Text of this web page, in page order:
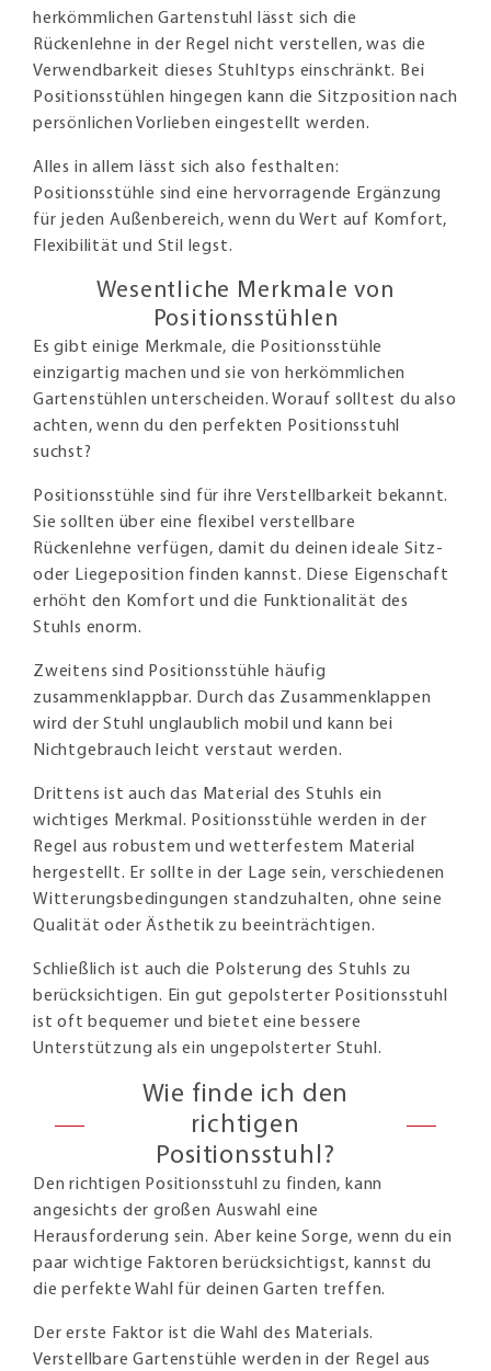
herkömmlichen Gartenstuhl lässt sich die
Rückenlehne in der Regel nicht verstellen, was die
Verwendbarkeit dieses Stuhltyps einschränkt. Bei
Positionsstühlen hingegen kann die Sitzposition nach
persönlichen Vorlieben eingestellt werden.
Alles in allem lässt sich also festhalten:
Positionsstühle sind eine hervorragende Ergänzung
für jeden Außenbereich, wenn du Wert auf Komfort,
Flexibilität und Stil legst.
Wesentliche Merkmale von
Positionsstühlen
Es gibt einige Merkmale, die Positionsstühle
einzigartig machen und sie von herkömmlichen
Gartenstühlen unterscheiden. Worauf solltest du also
achten, wenn du den perfekten Positionsstuhl
suchst?
Positionsstühle sind für ihre Verstellbarkeit bekannt.
Sie sollten über eine flexibel verstellbare
Rückenlehne verfügen, damit du deinen ideale Sitz-
oder Liegeposition finden kannst. Diese Eigenschaft
erhöht den Komfort und die Funktionalität des
Stuhls enorm.
Zweitens sind Positionsstühle häufig
zusammenklappbar. Durch das Zusammenklappen
wird der Stuhl unglaublich mobil und kann bei
Nichtgebrauch leicht verstaut werden.
Drittens ist auch das Material des Stuhls ein
wichtiges Merkmal. Positionsstühle werden in der
Regel aus robustem und wetterfestem Material
hergestellt. Er sollte in der Lage sein, verschiedenen
Witterungsbedingungen standzuhalten, ohne seine
Qualität oder Ästhetik zu beeinträchtigen.
Schließlich ist auch die Polsterung des Stuhls zu
berücksichtigen. Ein gut gepolsterter Positionsstuhl
ist oft bequemer und bietet eine bessere
Unterstützung als ein ungepolsterter Stuhl.
Wie finde ich den
richtigen
Positionsstuhl?
Den richtigen Positionsstuhl zu finden, kann
angesichts der großen Auswahl eine
Herausforderung sein. Aber keine Sorge, wenn du ein
paar wichtige Faktoren berücksichtigst, kannst du
die perfekte Wahl für deinen Garten treffen.
Der erste Faktor ist die Wahl des Materials.
Verstellbare Gartenstühle werden in der Regel aus